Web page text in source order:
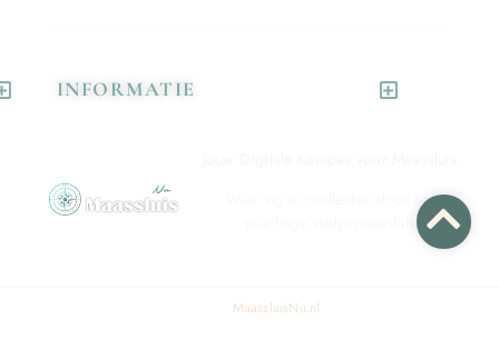
INFORMATIE
Waar wij u rondleiden door het
MaassluisNu.nl